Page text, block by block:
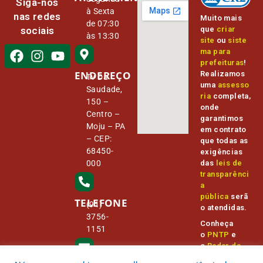
Siga-nos
nas redes
sociais
à Sexta
de 07:30
às 13:30
ENDEREÇO
Tv Da
Saudade,
150 –
Centro –
Moju – PA
– CEP:
68450-
000
TELEFONE
(91)
3756-
1151
Muito mais
que criar
site ou siste
ma para
prefeituras!
Realizamos
uma assesso
ria completa,
onde
garantimos
em contrato
que todas as
exigências
das leis de
transparênci
a
pública serã
o atendidas.
Conheça
o PNTP e
oRadar da